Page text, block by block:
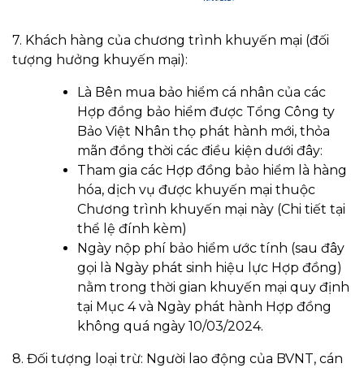
7. Khách hàng của chương trình khuyến mại (đối
tượng hưởng khuyến mại):
Là Bên mua bảo hiểm cá nhân của các
Hợp đồng bảo hiểm được Tổng Công ty
Bảo Việt Nhân thọ phát hành mới, thỏa
mãn đồng thời các điều kiện dưới đây:
Tham gia các Hợp đồng bảo hiểm là hàng
hóa, dịch vụ được khuyến mại thuộc
Chương trình khuyến mại này (Chi tiết tại
thể lệ đính kèm)
Ngày nộp phí bảo hiểm ước tính (sau đây
gọi là Ngày phát sinh hiệu lực Hợp đồng)
nằm trong thời gian khuyến mại quy định
tại Mục 4 và Ngày phát hành Hợp đồng
không quá ngày 10/03/2024.
8. Đối tượng loại trừ: Người lao động của BVNT, cán